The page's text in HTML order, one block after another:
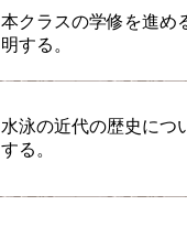
本クラスの学修を進め
明する。
水泳の近代の歴史につ
する。